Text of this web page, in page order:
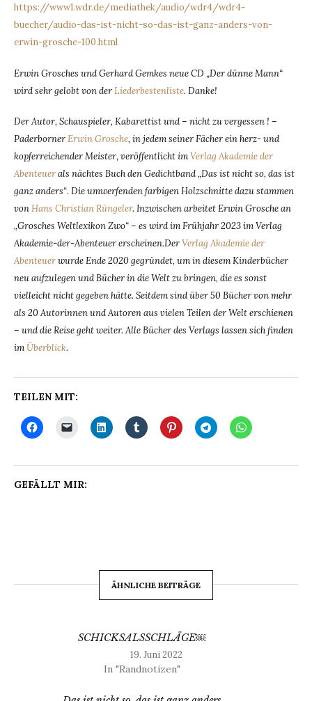
https://www1.wdr.de/mediathek/audio/wdr4/wdr4-
buecher/audio-das-ist-nicht-so-das-ist-ganz-anders-von-
erwin-grosche-100.html
Erwin Grosches und Gerhard Gemkes neue CD „Der dünne Mann“
wird sehr gelobt von derLiederbestenliste. Danke!
Der Autor, Schauspieler, Kabarettist und – nicht zu vergessen ! –
PaderbornerErwin Grosche, in jedem seiner Fächer ein herz- und
kopferreichender Meister, veröffentlicht imVerlag Akademie der
Abenteuerals nächtes Buch den Gedichtband „Das ist nicht so, das ist
ganz anders“. Die umwerfenden farbigen Holzschnitte dazu stammen
vonHans Christian Rüngeler. Inzwischen arbeitet Erwin Grosche an
„Grosches Weltlexikon Zwo“ – es wird im Frühjahr 2023 im Verlag
Akademie-der-Abenteuer erscheinen.DerVerlag Akademie der
Abenteuerwurde Ende 2020 gegründet, um in diesem Kinderbücher
neu aufzulegen und Bücher in die Welt zu bringen, die es sonst
vielleicht nicht gegeben hätte. Seitdem sind über 50 Bücher von mehr
als 20 Autorinnen und Autoren aus vielen Teilen der Welt erschienen
– und die Reise geht weiter. Alle Bücher des Verlags lassen sich finden
imÜberblick.
TEILEN MIT:
GEFÄLLT MIR:
ÄHNLICHE BEITRÄGE
SCHICKSALSSCHLÄGE￼
19. Juni 2022
In "Randnotizen"